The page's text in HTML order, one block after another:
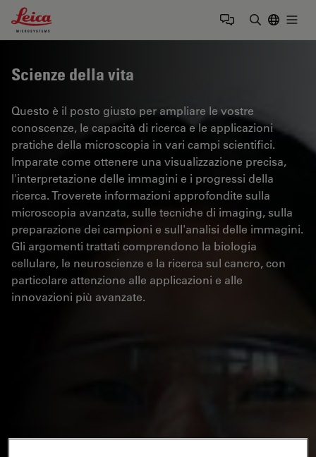
Leica Microsystems Logo
Scienze della vita
Questo è il posto giusto per ampliare le vostre
conoscenze, le capacità di ricerca e le applicazioni
pratiche della microscopia in vari campi scientifici.
Imparate come ottenere una visualizzazione precisa,
l'interpretazione delle immagini e i progressi della
ricerca. Troverete informazioni approfondite sulla
microscopia avanzata, sulle tecniche di imaging, sulla
preparazione dei campioni e sull'analisi delle immagini.
Gli argomenti trattati comprendono la biologia
cellulare, le neuroscienze e la ricerca sul cancro, con
particolare attenzione alle applicazioni e alle
innovazioni più avanzate.